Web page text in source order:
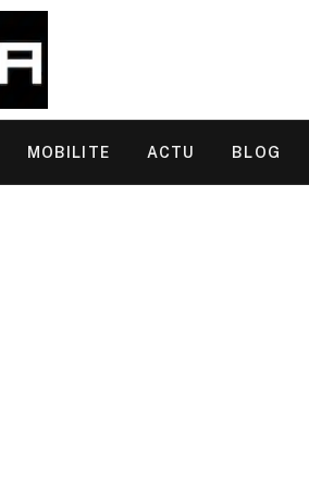
MOBILITE ACTU BLOG